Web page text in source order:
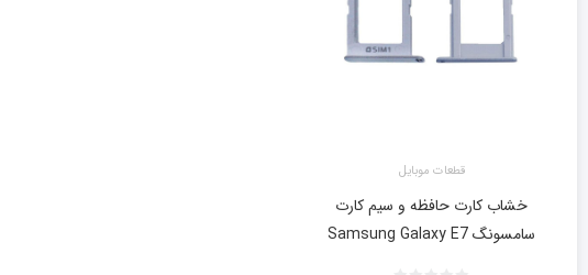
قطعات موبایل
خشاب کارت حافظه و سیم کارت
سامسونگ Samsung Galaxy E7